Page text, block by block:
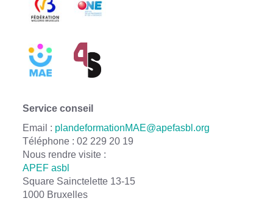
Service conseil
Email : plandeformationMAE@apefasbl.org
Téléphone : 02 229 20 19
Nous rendre visite :
APEF asbl
Square Sainctelette 13-15
1000 Bruxelles